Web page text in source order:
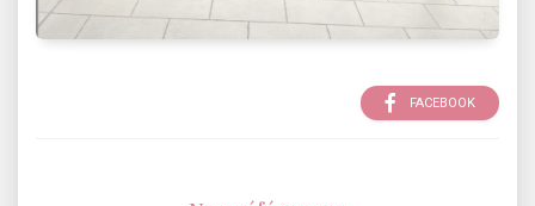
FACEBOOK